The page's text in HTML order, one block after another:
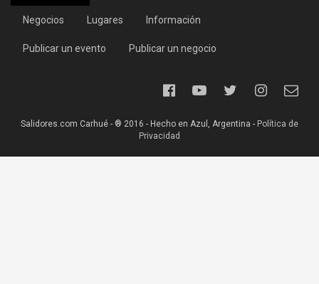
Negocios Lugares Información
Publicar un evento Publicar un negocio
Salidores.com Carhué - ® 2016 - Hecho en Azul, Argentina - Política de
Privacidad